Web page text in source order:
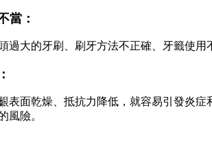
當：
過大的牙刷、刷牙方法不正確、牙籤使用
表面乾燥、抵抗力降低，就容易引發炎
風險。